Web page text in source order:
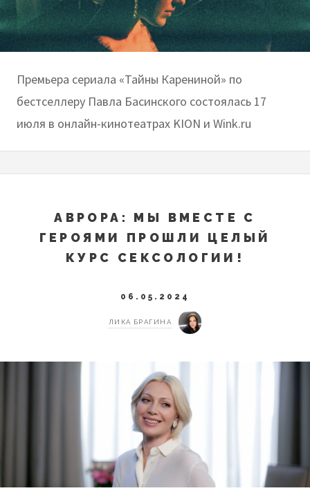
Премьера сериала «Тайны Карениной» по
бестселлеру Павла Басинского состоялась 17
июля в онлайн-кинотеатрах KION и Wink.ru
АВРОРА: МЫ ВМЕСТЕ С
ГЕРОЯМИ ПРОШЛИ ЦЕЛЫЙ
КУРС СЕКСОЛОГИИ!
06.05.2024
ЛИКА БРАГИНА